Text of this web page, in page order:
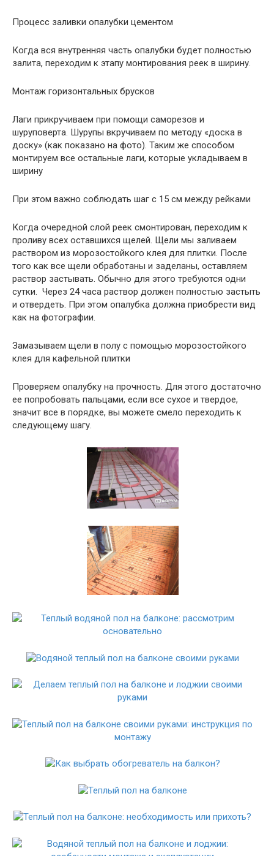
Процесс заливки опалубки цементом
Когда вся внутренняя часть опалубки будет полностью
залита, переходим к этапу монтирования реек в ширину.
Монтаж горизонтальных брусков
Лаги прикручиваем при помощи саморезов и
шуруповерта. Шурупы вкручиваем по методу «доска в
доску» (как показано на фото). Таким же способом
монтируем все остальные лаги, которые укладываем в
ширину
При этом важно соблюдать шаг с 15 см между рейками
Когда очередной слой реек смонтирован, переходим к
проливу всех оставшихся щелей. Щели мы заливаем
раствором из морозостойкого клея для плитки. После
того как все щели обработаны и заделаны, оставляем
раствор застывать. Обычно для этого требуются одни
сутки. Через 24 часа раствор должен полностью застыть
и отвердеть. При этом опалубка должна приобрести вид
как на фотографии.
Замазываем щели в полу с помощью морозостойкого
клея для кафельной плитки
Проверяем опалубку на прочность. Для этого достаточно
ее попробовать пальцами, если все сухое и твердое,
значит все в порядке, вы можете смело переходить к
следующему шагу.